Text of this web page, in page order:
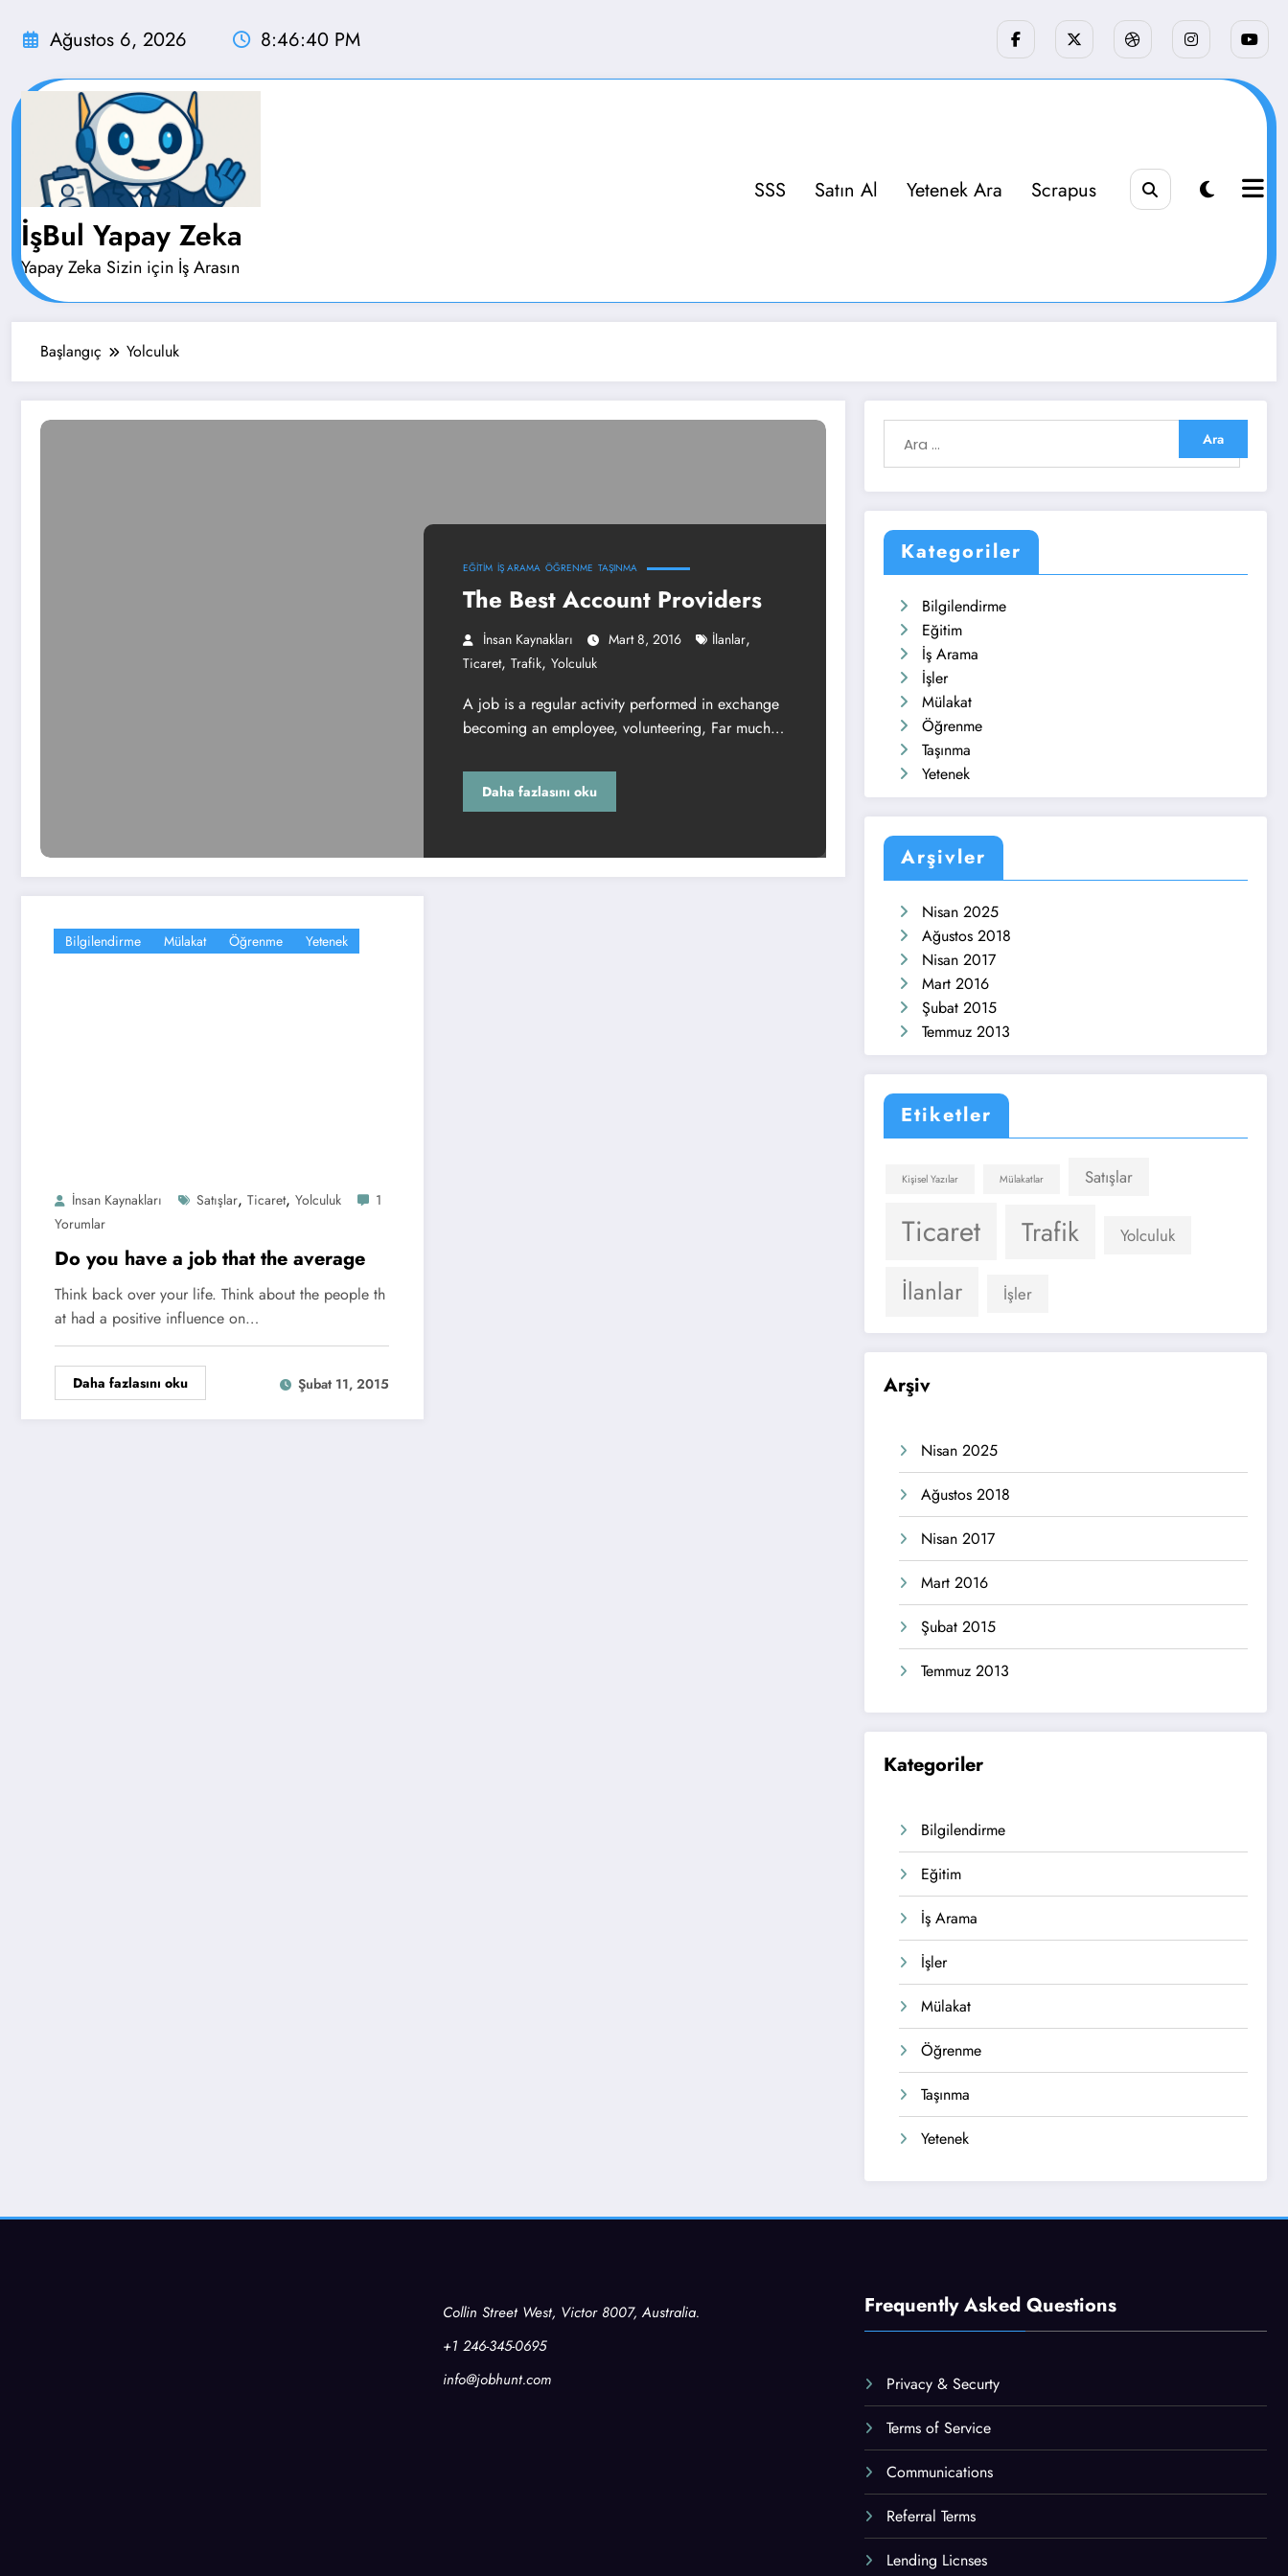
Ağustos 6, 2026 8:46:41 PM
İşBul Yapay Zeka
Yapay Zeka Sizin için İş Arasın
SSS Satın Al Yetenek Ara Scrapus
Başlangıç Yolculuk
EĞITIM İŞ ARAMA ÖĞRENME TAŞINMA
The Best Account Providers
İnsan Kaynakları Mart 8, 2016 İlanlar,
Ticaret, Trafik, Yolculuk
A job is a regular activity performed in exchange
becoming an employee, volunteering, Far much…
Daha fazlasını oku
Bilgilendirme Mülakat Öğrenme Yetenek
İnsan Kaynakları Satışlar, Ticaret, Yolculuk
1
Yorumlar
Do you have a job that the average
Think back over your life. Think about the people th
at had a positive influence on…
Daha fazlasını oku Şubat 11, 2015
Kategoriler
Bilgilendirme
Eğitim
İş Arama
İşler
Mülakat
Öğrenme
Taşınma
Yetenek
Arşivler
Nisan 2025
Ağustos 2018
Nisan 2017
Mart 2016
Şubat 2015
Temmuz 2013
Etiketler
Kişisel Yazılar Mülakatlar Satışlar
Ticaret Trafik Yolculuk
İlanlar İşler
Arşiv
Nisan 2025
Ağustos 2018
Nisan 2017
Mart 2016
Şubat 2015
Temmuz 2013
Kategoriler
Bilgilendirme
Eğitim
İş Arama
İşler
Mülakat
Öğrenme
Taşınma
Yetenek
Collin Street West, Victor 8007, Australia.
+1 246-345-0695
info@jobhunt.com
Frequently Asked Questions
Privacy & Securty
Terms of Service
Communications
Referral Terms
Lending Licnses